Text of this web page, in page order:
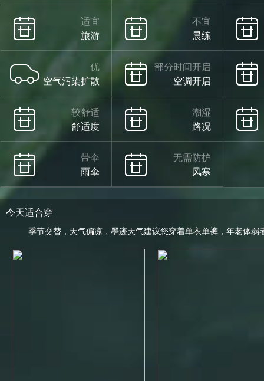
08/13
适宜
旅游
不宜
晨练
优
空气污染扩散
部分时间开启
空调开启
较舒适
舒适度
潮湿
路况
带伞
雨伞
无需防护
风寒
今天适合穿
季节交替，天气偏凉，墨迹天气建议您穿着单衣单裤，年老体